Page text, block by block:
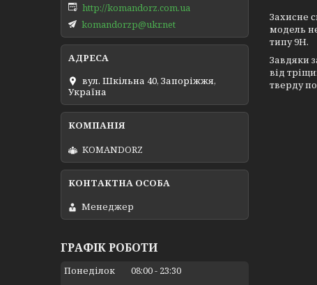
Захисне
модель
типу 9Н.
Завдяки
від
тверду
http://komandorz.com.ua
komandorzp@ukr.net
вул. Шкільна 40, Запоріжжя,
Україна
KOMANDORZ
Менеджер
ГРАФІК РОБОТИ
Понеділок 08:00
23:30